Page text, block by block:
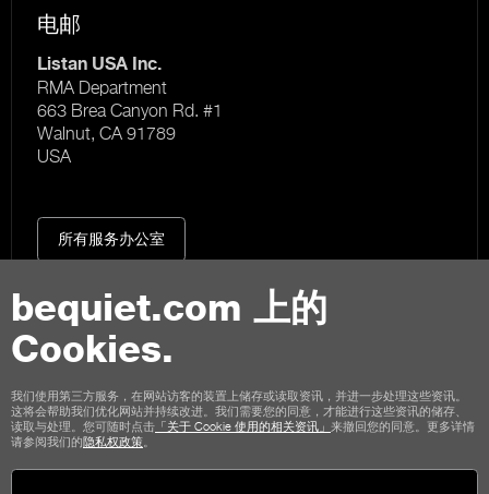
bequiet.com 上的
Cookies.
我们使用第三方服务，在网站访客的装置上储存或读取资讯，并进一步处理这些资讯。
这将会帮助我们优化网站并持续改进。我们需要您的同意，才能进行这些资讯的储存、
读取与处理。您可随时点击 「关于 Cookie 使用的相关资讯」 来撤回您的同意。更多详情
请参阅我们的隐私权政策
电邮
Listan USA Inc.
RMA Department
663 Brea Canyon Rd. #1
Walnut, CA 91789
USA
所有服务办公室
使用条款 私权 Cookies
版本说明